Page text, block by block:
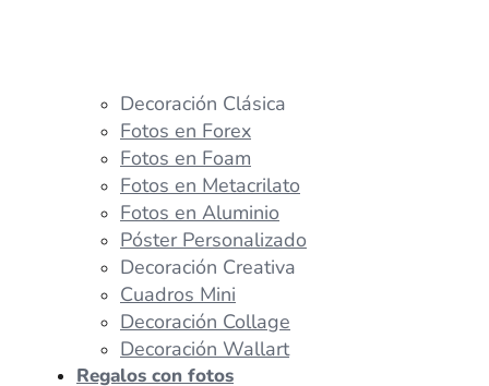
Decoración Clásica
Fotos en Forex
Fotos en Foam
Fotos en Metacrilato
Fotos en Aluminio
Póster Personalizado
Decoración Creativa
Cuadros Mini
Decoración Collage
Decoración Wallart
Regalos con fotos